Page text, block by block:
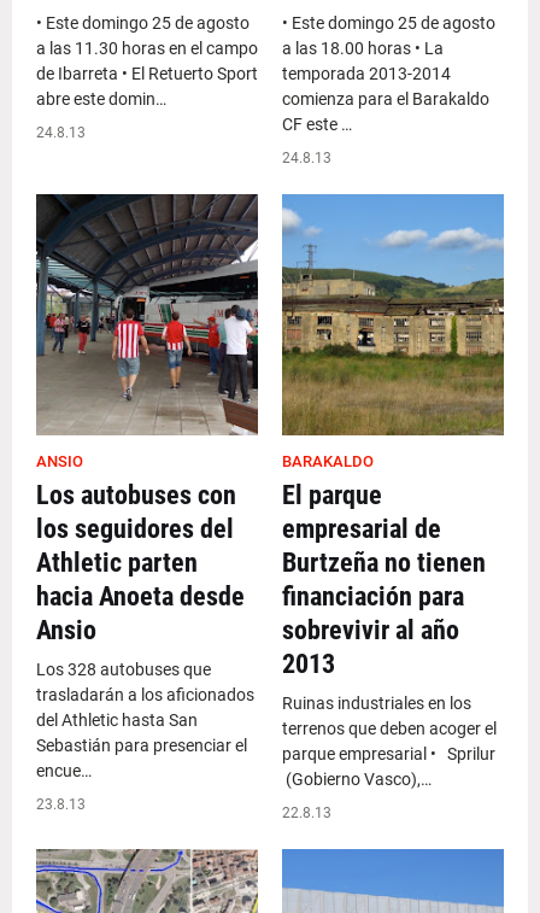
• Este domingo 25 de agosto
a las 11.30 horas en el campo
de Ibarreta • El Retuerto Sport
abre este domin…
24.8.13
• Este domingo 25 de agosto
a las 18.00 horas • La
temporada 2013-2014
comienza para el Barakaldo
CF este …
24.8.13
ANSIO
Los autobuses con
los seguidores del
Athletic parten
hacia Anoeta desde
Ansio
Los 328 autobuses que
trasladarán a los aficionados
del Athletic hasta San
Sebastián para presenciar el
encue…
23.8.13
BARAKALDO
El parque
empresarial de
Burtzeña no tienen
financiación para
sobrevivir al año
2013
Ruinas industriales en los
terrenos que deben acoger el
parque empresarial • Sprilur
(Gobierno Vasco),…
22.8.13